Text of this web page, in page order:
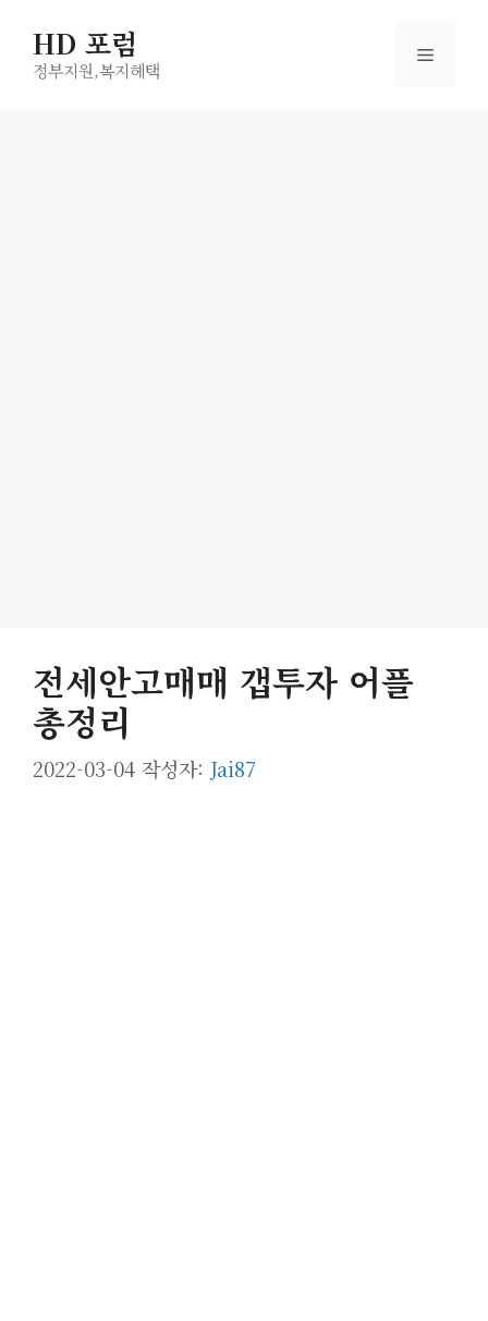
HD 포럼
정부지원,복지헤택
메
전세안고매매 갭투자 어플
총정리
2022-03-04 작성자: Jai87